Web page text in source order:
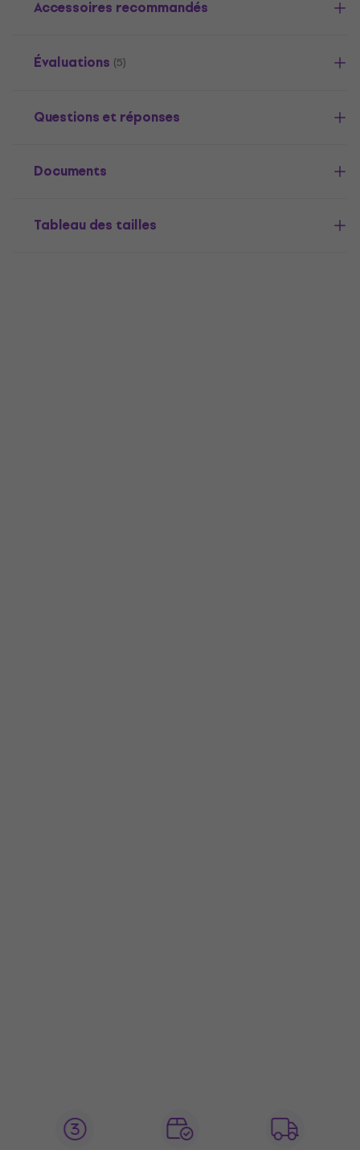
Accessoires recommandés
Évaluations (5)
Questions et réponses
Documents
Tableau des tailles